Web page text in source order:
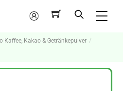
Mein
Konto
Kaffee, Kakao & Getränkepulver